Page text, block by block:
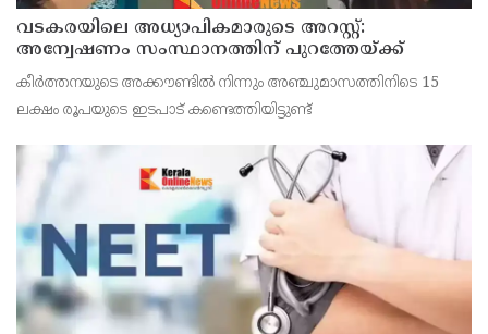
വടകരയിലെ അധ്യാപികമാരുടെ അറസ്റ്റ്:
അന്വേഷണം സംസ്ഥാനത്തിന് പുറത്തേയ്ക്ക്
കീര്‍ത്തനയുടെ അക്കൗണ്ടില്‍ നിന്നും അഞ്ചുമാസത്തിനിടെ 15
ലക്ഷം രൂപയുടെ ഇടപാട് കണ്ടെത്തിയിട്ടുണ്ട്